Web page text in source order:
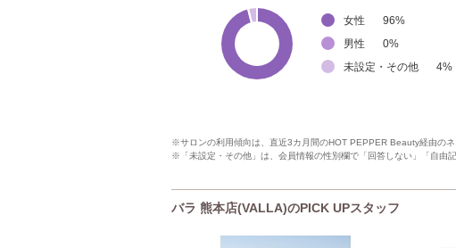
女性 96%
男性
0%
未設定・その他
4%
※サロンの利用傾向は、直近3カ月間のHOT PEPPER Beauty経由のネ
※「未設定・その他」は、会員情報の性別欄で「回答しない」「自由
バラ 熊本店(VALLA)のPICK UPスタッフ